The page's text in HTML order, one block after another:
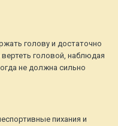
голову и достаточно
головой, наблюдая
не должна сильно
пихания и